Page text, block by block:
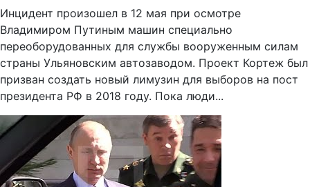
Инцидент произошел в 12 мая при осмотре
Владимиром Путиным машин специально
переоборудованных для службы вооруженным силам
страны Ульяновским автозаводом. Проект Кортеж был
призван создать новый лимузин для выборов на пост
президента РФ в 2018 году. Пока люди...